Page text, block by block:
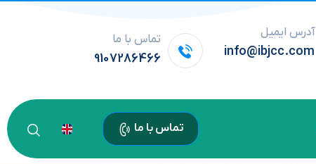
آدرس ایمیل
info@ibjcc.com
تماس با ما
9107286466
تماس با ما